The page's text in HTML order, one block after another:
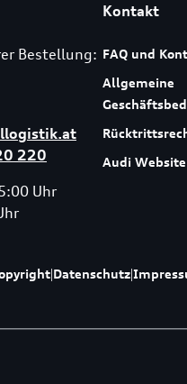
Bestellung:
220
Uhr
Kontakt
FAQ und
Allgemeine
Audi Website
|Datenschutz|